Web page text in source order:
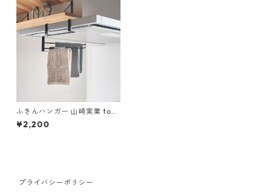
ふきんハンガー 山崎実業 tow
er タワー レンジフード横可動
式布巾ハンガー ブラック
¥2,200
プライバシーポリシー